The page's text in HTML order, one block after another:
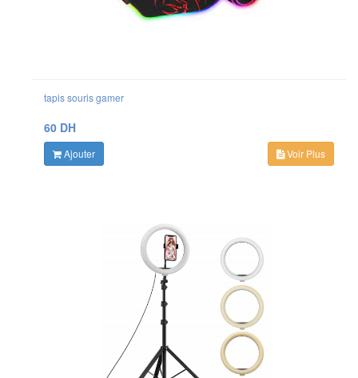
tapis souris gamer
60 DH
Ajouter Voir Plus